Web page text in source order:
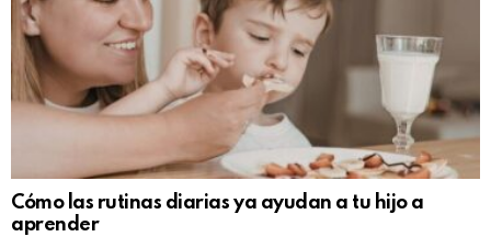
Cómo las rutinas diarias ya ayudan a tu hijo a
aprender